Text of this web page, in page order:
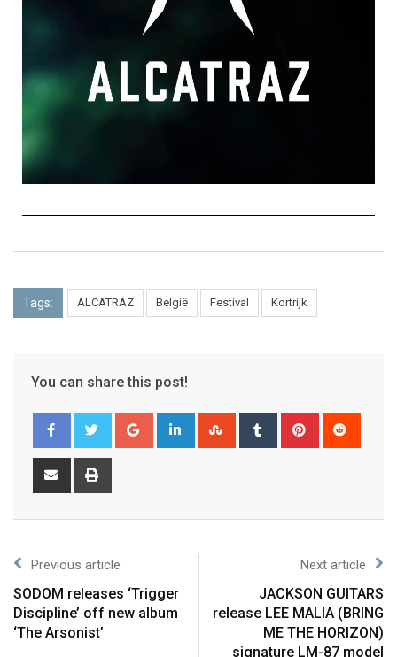
Tags: ALCATRAZ België Festival Kortrijk
You can share this post!
Previous article
SODOM releases ‘Trigger
Discipline’ off new album
‘The Arsonist’
Next article
JACKSON GUITARS
release LEE MALIA (BRING
ME THE HORIZON)
signature LM-87 model